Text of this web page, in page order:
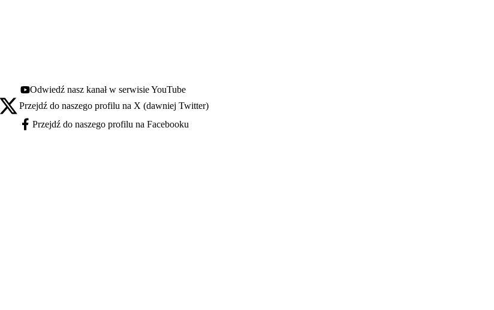
Youtube - otwiera się w nowej karcie
Odwiedź nasz kanał w serwisie YouTube
X - otwiera się w nowej karcie
Przejdź do naszego profilu na X (dawniej Twitter)
Facebook - otwiera się w nowej karcie
Przejdź do naszego profilu na Facebooku